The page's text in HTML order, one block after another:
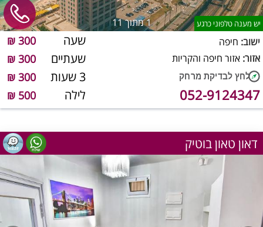
1מתוך 11 יש מענה טלפוני כרגע
שעה 300 ₪
שעתיים 300 ₪
3 שעות 300 ₪
לילה 500 ₪
ישוב: חיפה
אזור: אזור חיפה והקריות
052-9124347
דאון טאון בוטיק